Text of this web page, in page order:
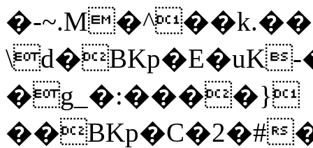
�-
�g_�:����}
��BKp�C�2�#